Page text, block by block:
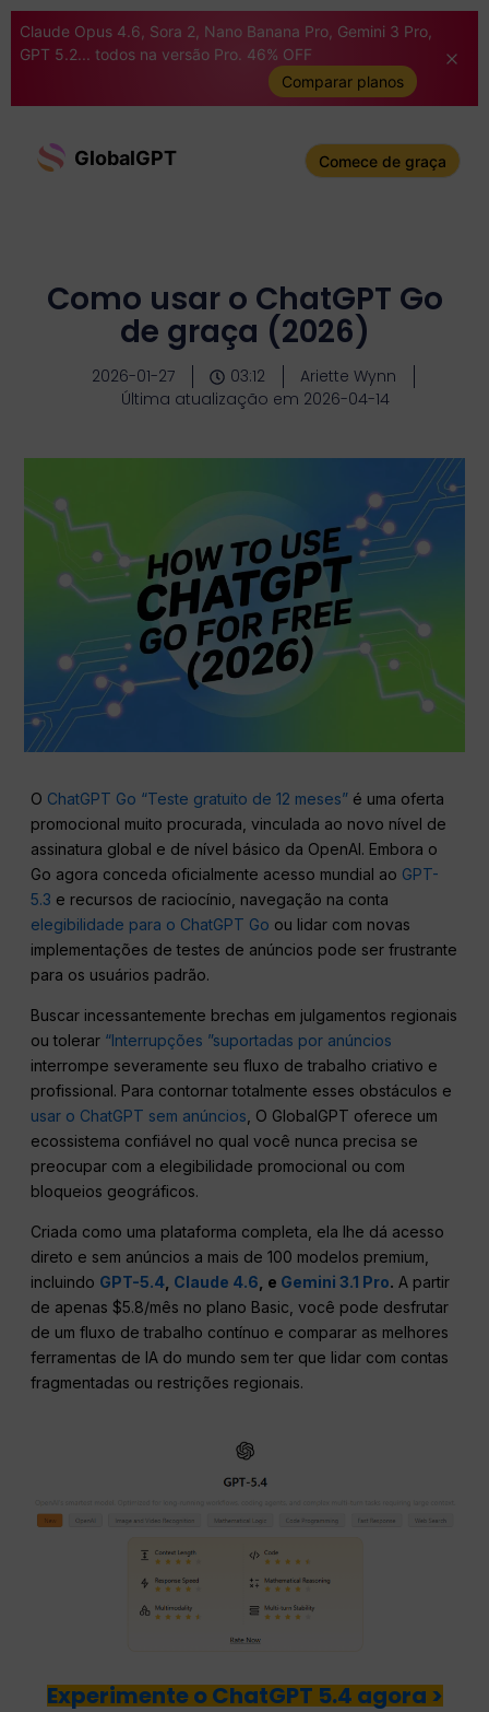
Claude Opus 4.6, Sora 2, Nano Banana Pro, Gemini 3 Pro,
GPT 5.2... todos na versão Pro. 46% OFF
Comparar planos
GlobalGPT Comece de graça
Como usar o ChatGPT Go
de graça (2026)
2026-01-27 03:12
Ariette Wynn
Última atualização em 2026-04-14
O ChatGPT Go “Teste gratuito de 12 meses” é uma oferta
promocional muito procurada, vinculada ao novo nível de
assinatura global e de nível básico da OpenAI. Embora o
Go agora conceda oficialmente acesso mundial ao GPT-
5.3 e recursos de raciocínio, navegação na conta
elegibilidade para o ChatGPT Go ou lidar com novas
implementações de testes de anúncios pode ser frustrante
para os usuários padrão.
Buscar incessantemente brechas em julgamentos regionais
ou tolerar “Interrupções ”suportadas por anúncios
interrompe severamente seu fluxo de trabalho criativo e
profissional. Para contornar totalmente esses obstáculos e
usar o ChatGPT sem anúncios , O GlobalGPT oferece um
ecossistema confiável no qual você nunca precisa se
preocupar com a elegibilidade promocional ou com
bloqueios geográficos.
Criada como uma plataforma completa, ela lhe dá acesso
direto e sem anúncios a mais de 100 modelos premium,
incluindo GPT-5.4, Claude 4.6, e Gemini 3.1 Pro. A partir
de apenas $5.8/mês no plano Basic, você pode desfrutar
de um fluxo de trabalho contínuo e comparar as melhores
ferramentas de IA do mundo sem ter que lidar com contas
fragmentadas ou restrições regionais.
Experimente o ChatGPT 5.4 agora >